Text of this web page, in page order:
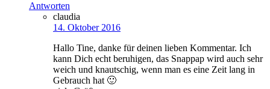
Antworten
claudia
14. Oktober 2016
Hallo Tine, danke für deinen lieben Kommentar. Ich
kann Dich echt beruhigen, das Snappap wird auch sehr
weich und knautschig, wenn man es eine Zeit lang in
Gebrauch hat 🙂